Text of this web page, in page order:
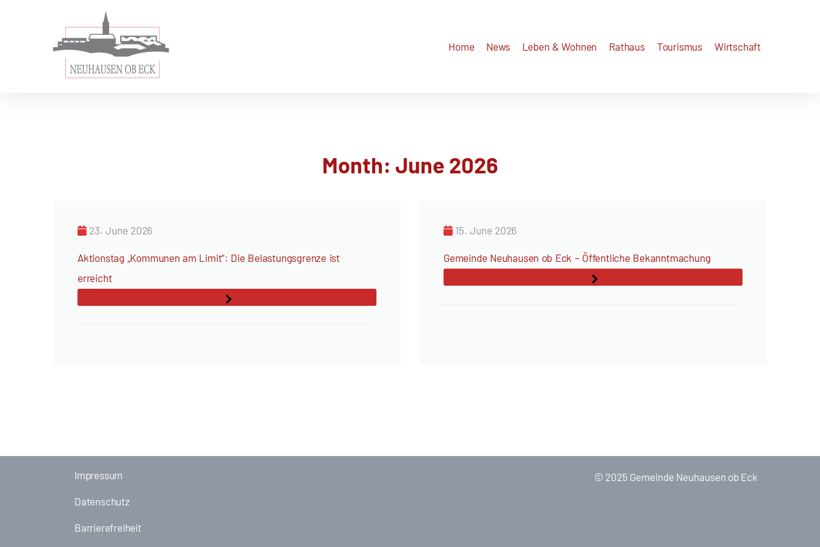
Home News Leben & Wohnen Rathaus Tourismus Wirtschaft
Month: June 2026
23. June 2026
Aktionstag „Kommunen am Limit“: Die Belastungsgrenze ist
erreicht
15. June 2026
Gemeinde Neuhausen ob Eck – Öffentliche Bekanntmachung
Impressum
Datenschutz
Barrierefreiheit
© 2025 Gemeinde Neuhausen ob Eck